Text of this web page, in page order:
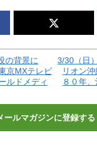
の背景に
京MXテレビ
ルドメディ
3/30（日
リオン
８０年
ールマガジンに登録する